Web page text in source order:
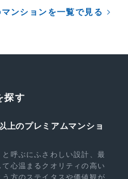
ンションを一覧で見る
探す
上のプレミアムマンショ
と呼ぶにふさわしい設計、最
て心温まるクオリティの高い